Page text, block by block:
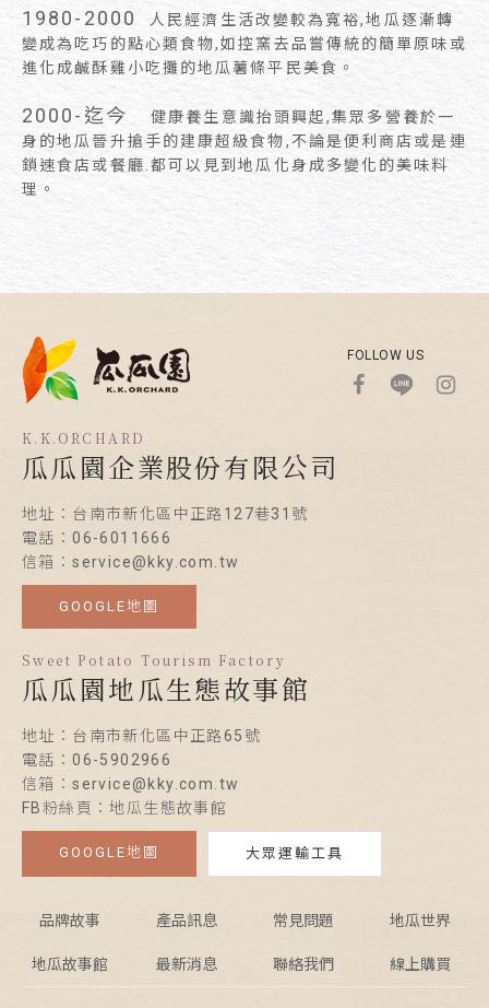
1980-2000
人民經濟生活改變較為寬裕,地瓜逐漸轉
變成為吃巧的點心類食物,如控窯去品嘗傳統的簡單原味或
進化成鹹酥雞小吃攤的地瓜薯條平民美食。
2000-迄今
健康養生意識抬頭興起,集眾多營養於一
身的地瓜晉升搶手的建康超級食物,不論是便利商店或是連
鎖速食店或餐廳.都可以見到地瓜化身成多變化的美味料
理。
FOLLOW US
K.K.ORCHARD
瓜瓜園企業股份有限公司
地址：台南市新化區中正路127巷31號
電話：06-6011666
信箱：service@kky.com.tw
GOOGLE地圖
Sweet Potato Tourism Factory
瓜瓜園地瓜生態故事館
地址：台南市新化區中正路65號
電話：06-5902966
信箱：service@kky.com.tw
FB粉絲頁：地瓜生態故事館
GOOGLE地圖 大眾運輸工具
品牌故事 產品訊息 常見問題 地瓜世界
地瓜故事館 最新消息 聯絡我們 線上購買